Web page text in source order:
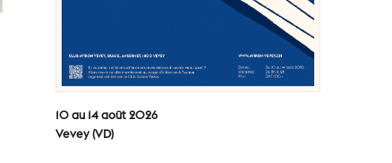
10 au 14 août 2026
Vevey (VD)